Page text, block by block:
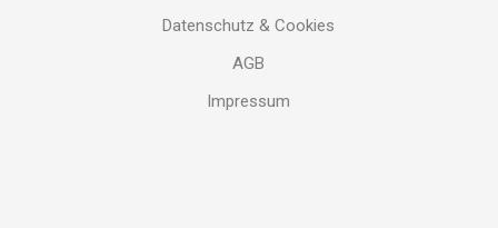
Datenschutz & Cookies
AGB
Impressum